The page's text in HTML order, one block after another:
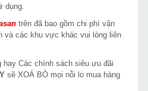
dụng.
trên đã bao gồm chi phí vận
và các khu vực khác vui lòng liên
hay Các chính sách siêu ưu đãi
sẽ XOÁ BỎ mọi nỗi lo mua hàng